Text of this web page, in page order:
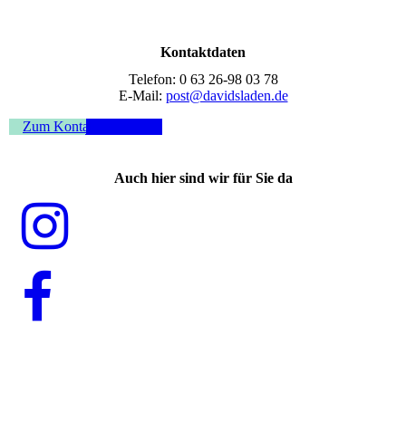
Kontaktdaten
Telefon: 0 63 26-98 03 78
E-Mail: post@davidsladen.de
Zum Kontaktformular
Auch hier sind wir für Sie da